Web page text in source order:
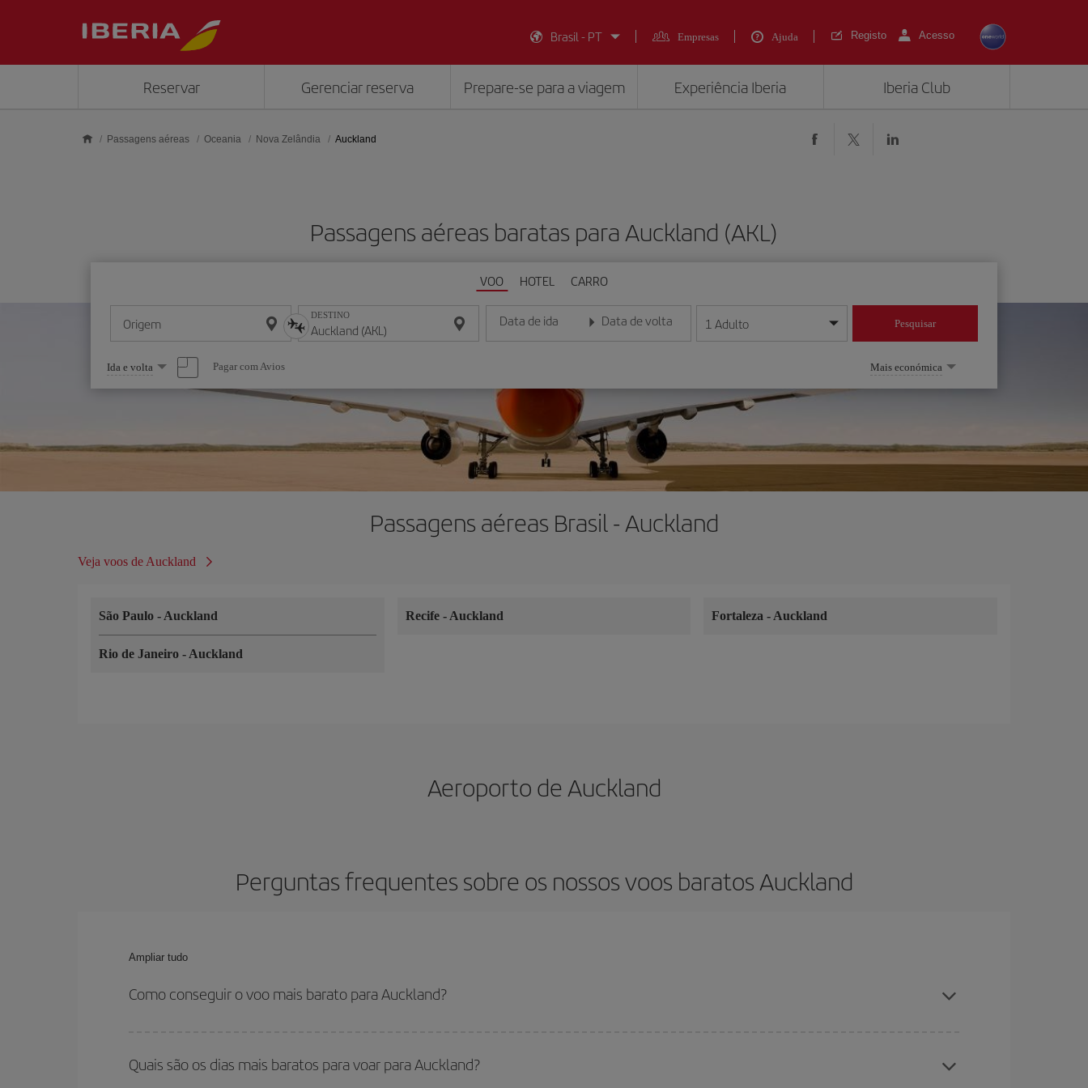
Brasil - PT
Empresas Ajuda Registo Acesso
Reservar Gerenciar reserva Prepare-se para a viagem Experiência Iberia Iberia Club
Passagens aéreas Oceania Nova Zelândia Auckland
Passagens aéreas baratas para Auckland (AKL)
VOO HOTEL CARRO
Origem DESTINO Data de ida
Insira a data no formato dia/mês/ano
Data de volta
Insira a data no formato dia/mês/ano
1 Adulto Pesquisar
Selecione
uma
opção
Ida e volta Pagar com Avios Mais económica
Passagens aéreas Brasil - Auckland
Veja voos de Auckland
São Paulo - Auckland
Rio de Janeiro - Auckland
Recife - Auckland Fortaleza- Auckland
Aeroporto de Auckland
Perguntas frequentes sobre os nossos voos baratos Auckland
Ampliar tudo
Como conseguir o voo mais barato para Auckland?
horários de sua ida e volta. Além disso, se você ainda não escolheu um destino específico para sua viagem, dê uma olhada em nossas ofertas e deixe-se inspirar: com certeza
você encontrará o voo mais barato.
Quais são os dias mais baratos para voar para Auckland?